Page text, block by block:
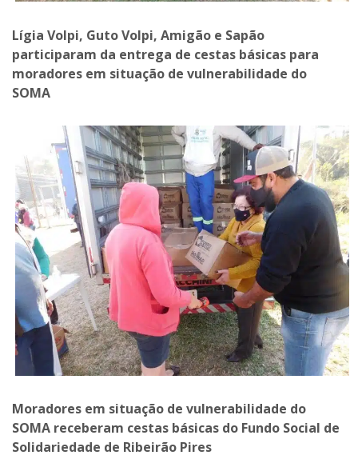
Lígia Volpi, Guto Volpi, Amigão e Sapão
participaram da entrega de cestas básicas para
moradores em situação de vulnerabilidade do
SOMA
Moradores em situação de vulnerabilidade do
SOMA receberam cestas básicas do Fundo Social de
Solidariedade de Ribeirão Pires